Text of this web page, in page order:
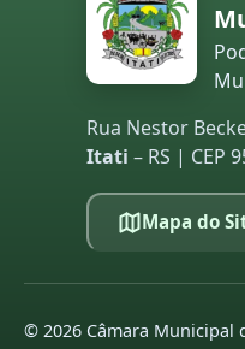
Rua Nestor
Itati – RS | CEP
Mapa do
© 2026 Câmara Municipal